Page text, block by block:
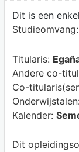
Dit is een
Studieomvang:
Titularis:
Andere co-
Co-
Onderwijstalen:
Kalender:
Dit